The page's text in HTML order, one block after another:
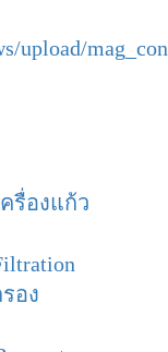
upload/
ครื่องแก้ว
อง